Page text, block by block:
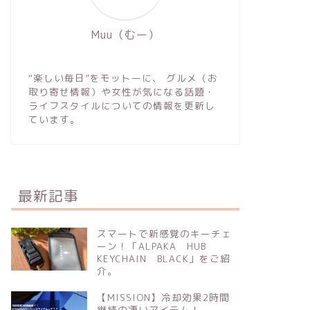
Muu（むー）
“楽しい毎日”をモットーに、 グルメ（お
取り寄せ情報）や女性が気になる話題・
ライフスタイルについての情報を更新し
ています。
最新記事
スマートで新感覚のキーチェ
ーン！「ALPAKA HUB
KEYCHAIN BLACK」をご紹
介。
【MISSION】冷却効果2時間